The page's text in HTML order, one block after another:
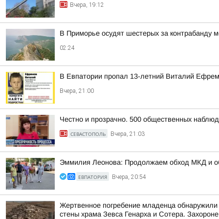
Вчера, 19:12
В Приморье осудят шестерых за контрабанду
02:24
В Евпатории пропал 13-летний Виталий
Вчера, 21:00
Честно и прозрачно. 500 общественных
СЕВАСТОПОЛЬ Вчера, 21:03
Эммилия Леонова: Продолжаем обход МКД и
ЕВПАТОРИЯ Вчера, 20:54
Жертвенное погребение младенца
стены храма Зевса Генарха и Сотера.